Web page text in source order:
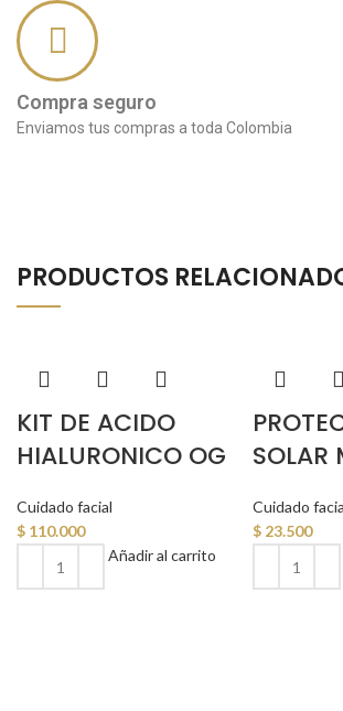
Compra seguro
Enviamos tus compras a toda Colombia
PRODUCTOS
KIT DE ACIDO
HIALURONICO OG
Cuidado facial
$ 110.000
Añadir al carrito
SOLAR
Cuidado
$ 23.500